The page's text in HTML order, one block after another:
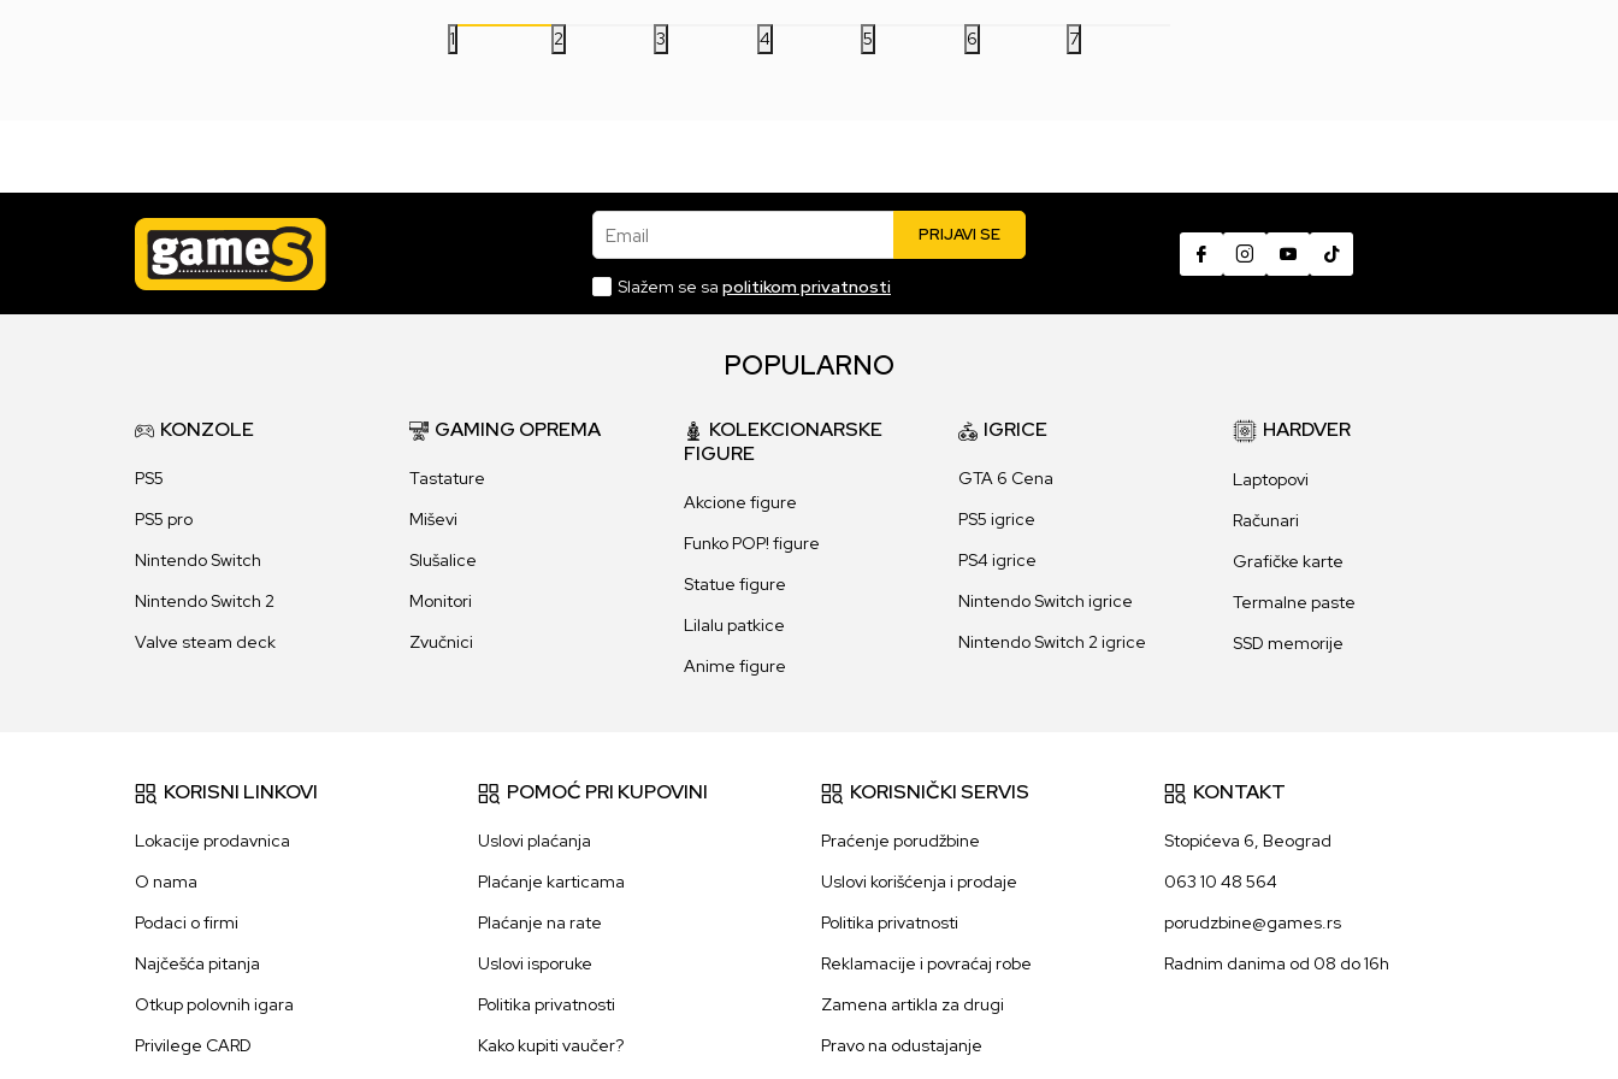
1 2 3 4 5 6 7
Email PRIJAVI SE
Slažem se sa politikom privatnosti
POPULARNO
KONZOLE
PS5
PS5 pro
Nintendo Switch
Nintendo Switch 2
Valve steam deck
GAMING OPREMA
Tastature
Miševi
Slušalice
Monitori
Zvučnici
KOLEKCIONARSKE
FIGURE
Akcione figure
Funko POP! figure
Statue figure
Lilalu patkice
Anime figure
IGRICE
GTA 6 Cena
PS5 igrice
PS4 igrice
Nintendo Switch igrice
Nintendo Switch 2 igrice
HARDVER
Laptopovi
Računari
Grafičke karte
Termalne paste
SSD memorije
KORISNI LINKOVI
Lokacije prodavnica
O nama
Podaci o firmi
Najčešća pitanja
Otkup polovnih igara
Privilege CARD
POMOĆ PRI KUPOVINI
Uslovi plaćanja
Plaćanje karticama
Plaćanje na rate
Uslovi isporuke
Politika privatnosti
Kako kupiti vaučer?
KORISNIČKI SERVIS
Praćenje porudžbine
Uslovi korišćenja i prodaje
Politika privatnosti
Reklamacije i povraćaj robe
Zamena artikla za drugi
Pravo na odustajanje
KONTAKT
Stopićeva 6, Beograd
063 10 48 564
porudzbine@games.rs
Radnim danima od 08 do 16h